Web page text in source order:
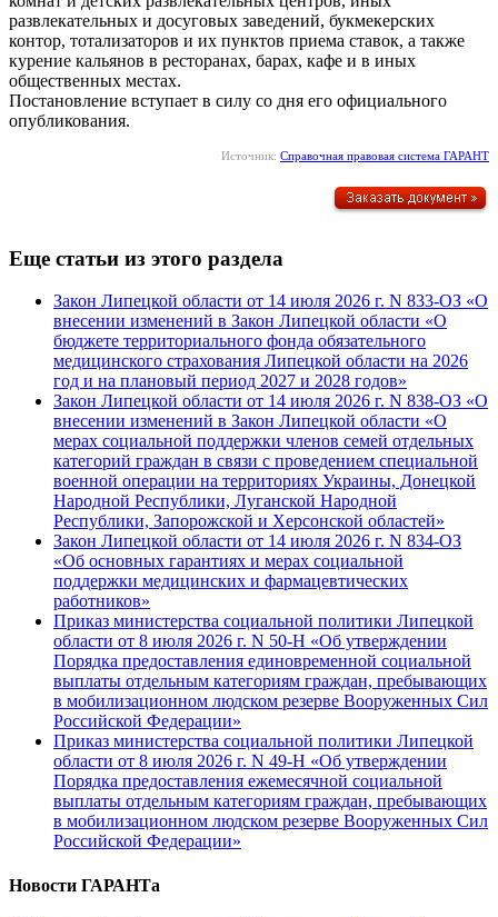
развлекательных и досуговых заведений, букмекерских
контор, тотализаторов и их пунктов приема ставок, а также
курение кальянов в ресторанах, барах, кафе и в иных
общественных местах.
Постановление вступает в силу со дня его официального
опубликования.
Источник: Справочная правовая система ГАРАНТ
Еще статьи из этого раздела
Закон Липецкой области от 14 июля 2026 г. N 833-ОЗ «О
внесении изменений в Закон Липецкой области «О
бюджете территориального фонда обязательного
медицинского страхования Липецкой области на 2026
год и на плановый период 2027 и 2028 годов»
Закон Липецкой области от 14 июля 2026 г. N 838-ОЗ «О
внесении изменений в Закон Липецкой области «О
мерах социальной поддержки членов семей отдельных
категорий граждан в связи с проведением специальной
военной операции на территориях Украины, Донецкой
Народной Республики, Луганской Народной
Республики, Запорожской и Херсонской областей»
Закон Липецкой области от 14 июля 2026 г. N 834-ОЗ
«Об основных гарантиях и мерах социальной
поддержки медицинских и фармацевтических
работников»
Приказ министерства социальной политики Липецкой
области от 8 июля 2026 г. N 50-Н «Об утверждении
Порядка предоставления единовременной социальной
выплаты отдельным категориям граждан, пребывающих
в мобилизационном людском резерве Вооруженных Сил
Российской Федерации»
Приказ министерства социальной политики Липецкой
области от 8 июля 2026 г. N 49-Н «Об утверждении
Порядка предоставления ежемесячной социальной
выплаты отдельным категориям граждан, пребывающих
в мобилизационном людском резерве Вооруженных Сил
Российской Федерации»
Новости ГАРАНТа